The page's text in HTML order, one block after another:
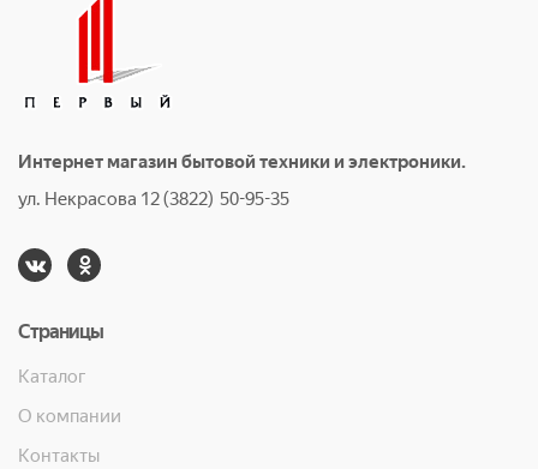
Интернет магазин бытовой техники и электроники.
ул. Некрасова 12 (3822) 50-95-35
Страницы
Каталог
О компании
Контакты